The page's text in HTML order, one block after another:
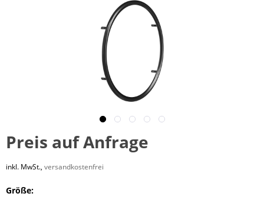
Preis auf Anfrage
inkl. MwSt., versandkostenfrei
Größe: